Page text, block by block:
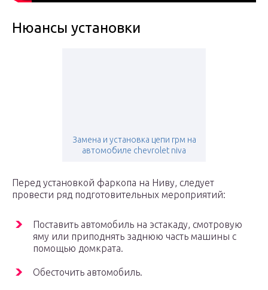
Нюансы установки
Замена и установка цепи грм на
автомобиле chevrolet niva
Перед установкой фаркопа на Ниву, следует
провести ряд подготовительных мероприятий:
Поставить автомобиль на эстакаду, смотровую
яму или приподнять заднюю часть машины с
помощью домкрата.
Обесточить автомобиль.